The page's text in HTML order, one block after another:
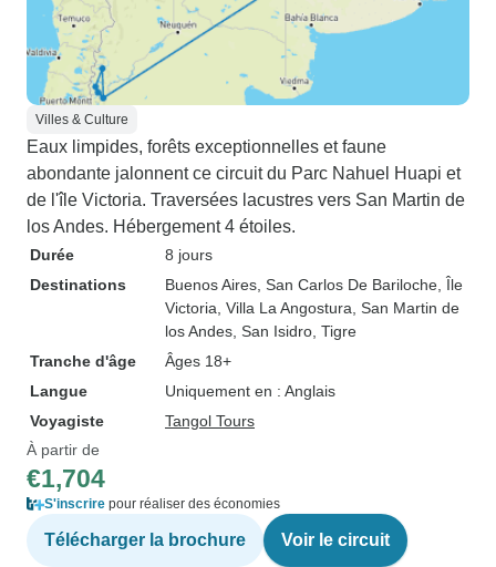
Villes & Culture
Eaux limpides, forêts exceptionnelles et faune
abondante jalonnent ce circuit du Parc Nahuel Huapi et
de l'île Victoria. Traversées lacustres vers San Martin de
los Andes. Hébergement 4 étoiles.
Durée
8 jours
Destinations
Buenos Aires , San Carlos De Bariloche , Île
Victoria , Villa La Angostura , San Martin de
los Andes , San Isidro , Tigre
Tranche d'âge
Âges 18+
Langue
Uniquement en : Anglais
Voyagiste
Tangol Tours
À partir de
€1,704
S'inscrire pour réaliser des économies
Télécharger la brochure Voir le circuit